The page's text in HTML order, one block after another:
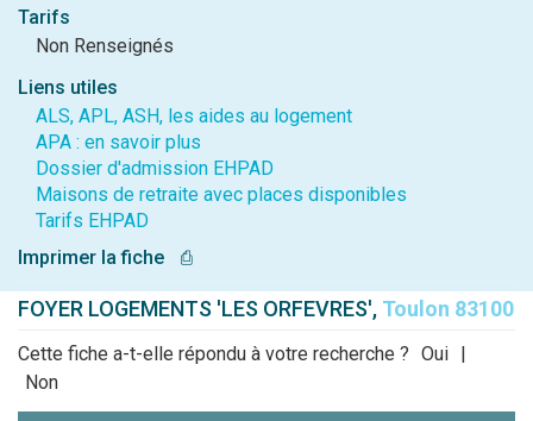
Tarifs
Non Renseignés
Liens utiles
ALS, APL, ASH, les aides au logement
APA : en savoir plus
Dossier d'admission EHPAD
Maisons de retraite avec places disponibles
Tarifs EHPAD
Imprimer la fiche
⎙
FOYER LOGEMENTS 'LES ORFEVRES', Toulon 83100
Cette fiche a-t-elle répondu à votre recherche ? Oui |
Non